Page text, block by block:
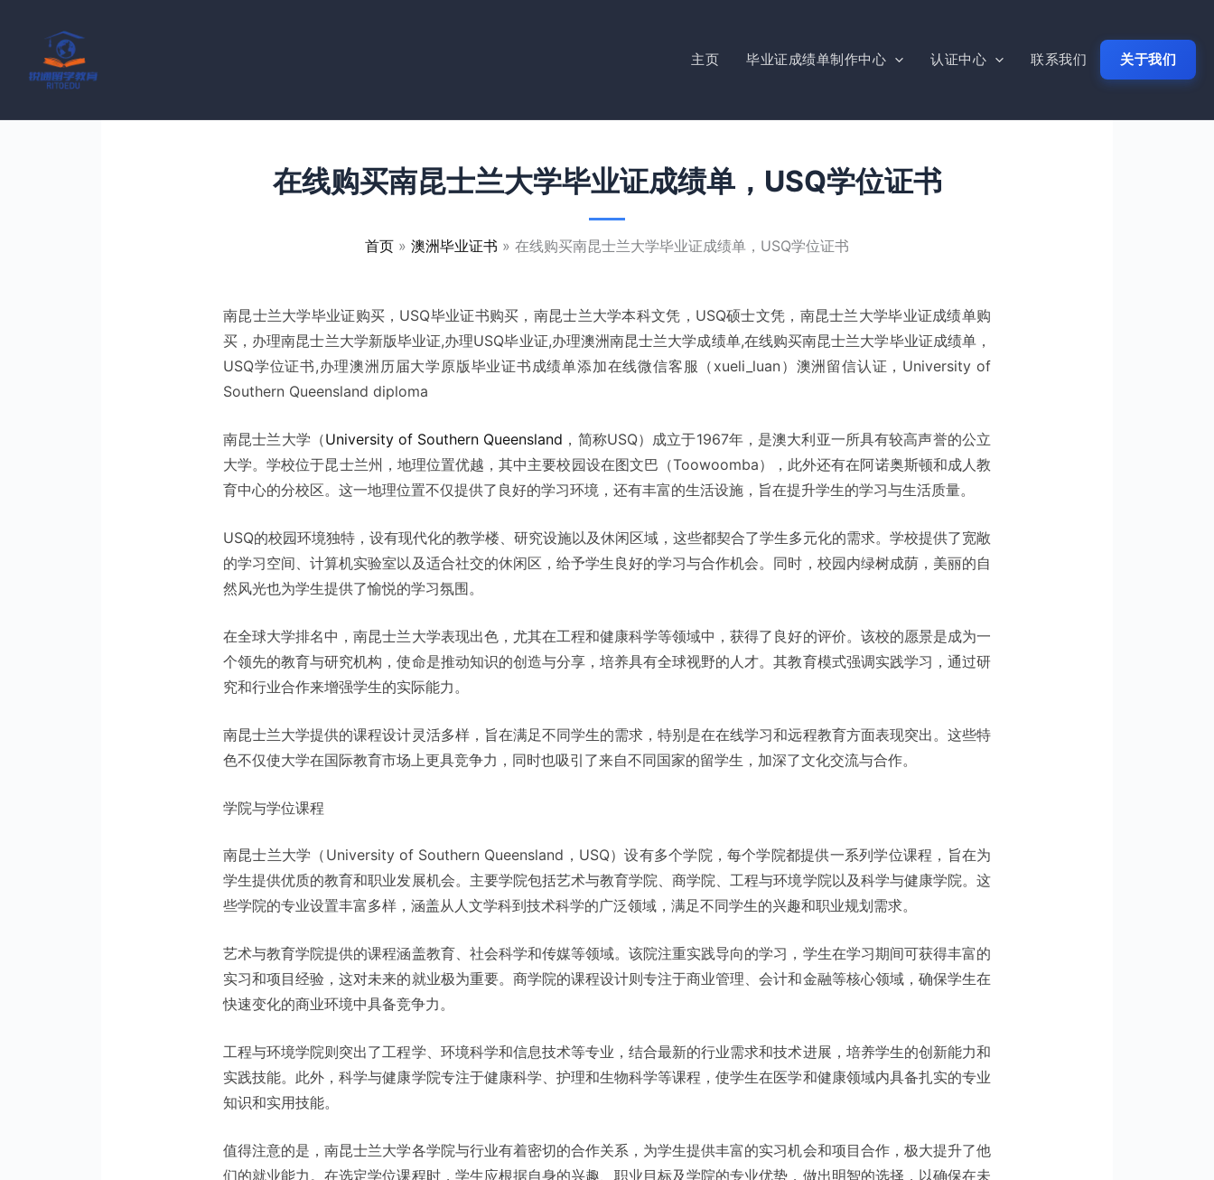
主页 毕业证成绩单制作中心 认证中心 联系我们 关于我们
在线购买南昆士兰大学毕业证成绩单，USQ学位证书
首页 澳洲毕业证书 在线购买南昆士兰大学毕业证成绩单，USQ学位证书
南昆士兰大学毕业证购买，USQ毕业证书购买，南昆士兰大学本科文凭，USQ硕士文凭，南昆士兰大学毕业证成绩单购
买，办理南昆士兰大学新版毕业证,办理USQ毕业证,办理澳洲南昆士兰大学成绩单,在线购买南昆士兰大学毕业证成绩单，
USQ学位证书,办理澳洲历届大学原版毕业证书成绩单添加在线微信客服（xueli_luan）澳洲留信认证，University of
Southern Queensland diploma
南昆士兰大学（University of Southern Queensland ，简称USQ）成立于1967年，是澳大利亚一所具有较高声誉的公立
大学。学校位于昆士兰州，地理位置优越，其中主要校园设在图文巴（Toowoomba），此外还有在阿诺奥斯顿和成人教
育中心的分校区。这一地理位置不仅提供了良好的学习环境，还有丰富的生活设施，旨在提升学生的学习与生活质量。
USQ的校园环境独特，设有现代化的教学楼、研究设施以及休闲区域，这些都契合了学生多元化的需求。学校提供了宽敞
的学习空间、计算机实验室以及适合社交的休闲区，给予学生良好的学习与合作机会。同时，校园内绿树成荫，美丽的自
然风光也为学生提供了愉悦的学习氛围。
在全球大学排名中，南昆士兰大学表现出色，尤其在工程和健康科学等领域中，获得了良好的评价。该校的愿景是成为一
个领先的教育与研究机构，使命是推动知识的创造与分享，培养具有全球视野的人才。其教育模式强调实践学习，通过研
究和行业合作来增强学生的实际能力。
南昆士兰大学提供的课程设计灵活多样，旨在满足不同学生的需求，特别是在在线学习和远程教育方面表现突出。这些特
色不仅使大学在国际教育市场上更具竞争力，同时也吸引了来自不同国家的留学生，加深了文化交流与合作。
学院与学位课程
南昆士兰大学（University of Southern Queensland，USQ）设有多个学院，每个学院都提供一系列学位课程，旨在为
学生提供优质的教育和职业发展机会。主要学院包括艺术与教育学院、商学院、工程与环境学院以及科学与健康学院。这
些学院的专业设置丰富多样，涵盖从人文学科到技术科学的广泛领域，满足不同学生的兴趣和职业规划需求。
艺术与教育学院提供的课程涵盖教育、社会科学和传媒等领域。该院注重实践导向的学习，学生在学习期间可获得丰富的
实习和项目经验，这对未来的就业极为重要。商学院的课程设计则专注于商业管理、会计和金融等核心领域，确保学生在
快速变化的商业环境中具备竞争力。
工程与环境学院则突出了工程学、环境科学和信息技术等专业，结合最新的行业需求和技术进展，培养学生的创新能力和
实践技能。此外，科学与健康学院专注于健康科学、护理和生物科学等课程，使学生在医学和健康领域内具备扎实的专业
知识和实用技能。
值得注意的是，南昆士兰大学各学院与行业有着密切的合作关系，为学生提供丰富的实习机会和项目合作，极大提升了他
们的就业能力。在选定学位课程时，学生应根据自身的兴趣、职业目标及学院的专业优势，做出明智的选择，以确保在未